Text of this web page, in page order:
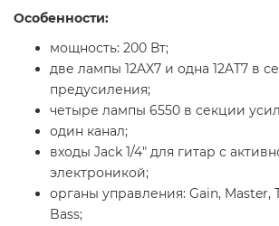
Особенности:
мощность: 200 Вт;
две лампы 12AX7 и одна 12AT7 в
предусиления;
четыре лампы 6550 в секции
один канал;
входы Jack 1/4" для гитар с
электроникой;
органы управления: Gain, Master,
Bass;